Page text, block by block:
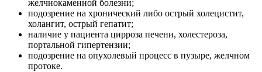
желчнокаменной болезни;
подозрение на хронический либо острый холецистит,
холангит, острый гепатит;
наличие у пациента цирроза печени, холестероза,
портальной гипертензии;
подозрение на опухолевый процесс в пузыре, желчном
протоке.